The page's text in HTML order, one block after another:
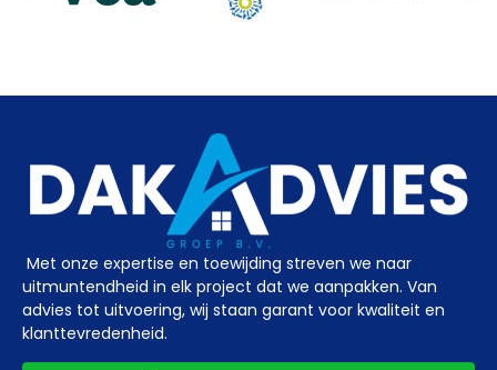
Met onze expertise en toewijding streven we naar
uitmuntendheid in elk project dat we aanpakken. Van
advies tot uitvoering, wij staan garant voor kwaliteit en
klanttevredenheid.